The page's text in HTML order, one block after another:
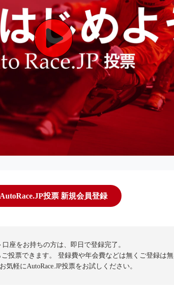
AutoRace.JP投票 新規会員登録
口座をお持ちの方は、即日で登録完了。
投票できます。
登録費や年会費などは無くご登録は無
お気軽にAutoRace.JP投票をお試しください。